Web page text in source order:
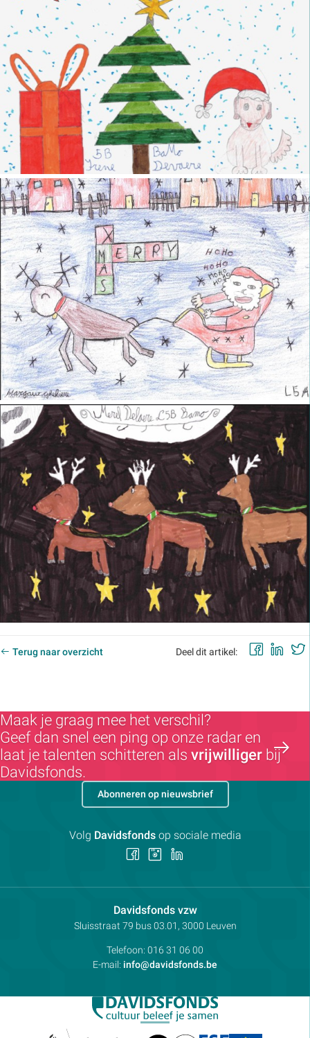
Terug naar overzicht
Deel dit artikel:
Maak je graag mee het verschil?
Geef dan snel een ping op onze radar en
laat je talenten schitteren als vrijwilliger bij
Davidsfonds.
Davidsfonds vzwContactpersoon:
Adres:
Sluisstraat 79 bus 03.01, 3000 Leuven
Telefoon: 016 31 06 00
E-mail: info@davidsfonds.be
Abonneren op nieuwsbrief
Volg Davidsfondsop sociale media
Volg Volg